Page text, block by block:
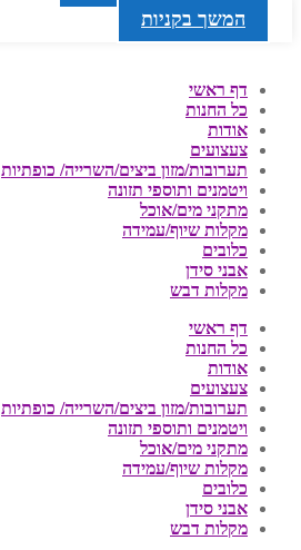
המשך בקניות
דף ראשי
כל החנות
אודות
צעצועים
תערובות/מזון ביצים/השרייה/ כופתיות
ויטמנים ותוספי תזונה
מתקני מים/אוכל
מקלות שיוף/עמידה
כלובים
אבני סידן
מקלות דבש
דף ראשי
כל החנות
אודות
צעצועים
תערובות/מזון ביצים/השרייה/ כופתיות
ויטמנים ותוספי תזונה
מתקני מים/אוכל
מקלות שיוף/עמידה
כלובים
אבני סידן
מקלות דבש